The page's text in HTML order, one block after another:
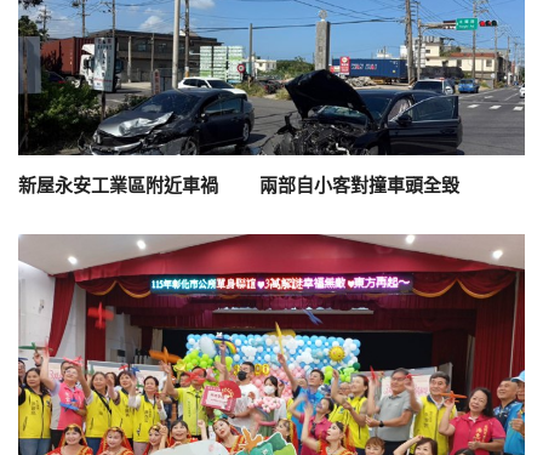
新屋永安工業區附近車禍 兩部自小客對撞車頭全毀